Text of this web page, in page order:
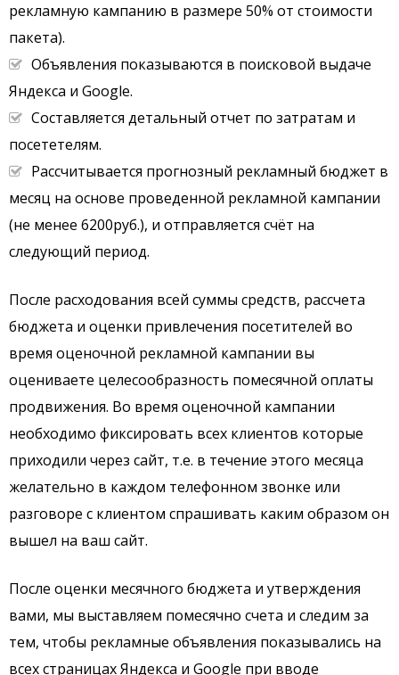
рекламную кампанию в размере 50% от стоимости
пакета).
Объявления показываются в поисковой выдаче
Яндекса и Google.
Составляется детальный отчет по затратам и
посететелям.
Рассчитывается прогнозный рекламный бюджет в
месяц на основе проведенной рекламной кампании
(не менее 6200руб.), и отправляется счёт на
следующий период.
После расходования всей суммы средств, рассчета
бюджета и оценки привлечения посетителей во
время оценочной рекламной кампании вы
оцениваете целесообразность помесячной оплаты
продвижения. Во время оценочной кампании
необходимо фиксировать всех клиентов которые
приходили через сайт, т.е. в течение этого месяца
желательно в каждом телефонном звонке или
разговоре с клиентом спрашивать каким образом он
вышел на ваш сайт.
После оценки месячного бюджета и утверждения
вами, мы выставляем помесячно счета и следим за
тем, чтобы рекламные объявления показывались на
всех страницах Яндекса и Google при вводе